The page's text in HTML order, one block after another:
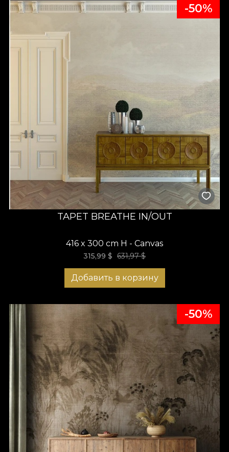
-50%
TAPET BREATHE IN/OUT
416 x 300 cm H - Canvas
315,99 $ 631,97$
Добавить в корзину
-50%